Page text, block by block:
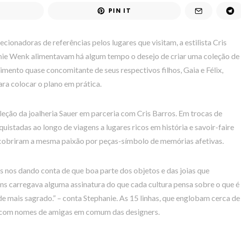
PIN IT
de referências pelos lugares que visitam, a estilista Cris
Wenk alimentavam há algum tempo o desejo de criar uma coleção de
quase concomitante de seus respectivos filhos, Gaia e Félix,
colocar o plano em prática.
da joalheria Sauer em parceria com Cris Barros. Em trocas de
ao longo de viagens a lugares ricos em história e savoir-faire
a mesma paixão por peças-símbolo de memórias afetivas.
nos dando conta de que boa parte dos objetos e das joias que
carregava alguma assinatura do que cada cultura pensa sobre o que é
mais sagrado.” – conta Stephanie. As 15 linhas, que englobam cerca de
nomes de amigas em comum das designers.